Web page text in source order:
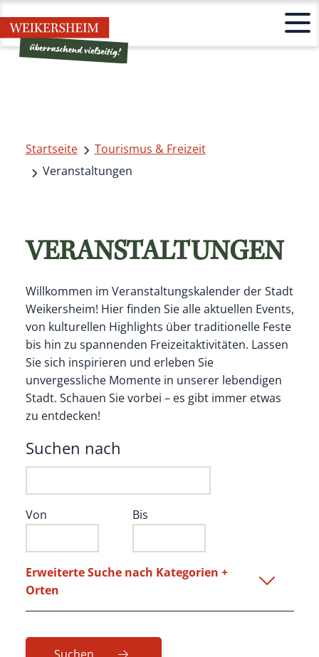
Startseite
Tourismus & Freizeit
Veranstaltungen
VERANSTALTUNGEN
Willkommen im Veranstaltungskalender der Stadt
Weikersheim! Hier finden Sie alle aktuellen Events,
von kulturellen Highlights über traditionelle Feste
bis hin zu spannenden Freizeitaktivitäten. Lassen
Sie sich inspirieren und erleben Sie
unvergessliche Momente in unserer lebendigen
Stadt. Schauen Sie vorbei – es gibt immer etwas
zu entdecken!
Suchen nach
Von Bis
Erweiterte Suche nach Kategorien +
Orten